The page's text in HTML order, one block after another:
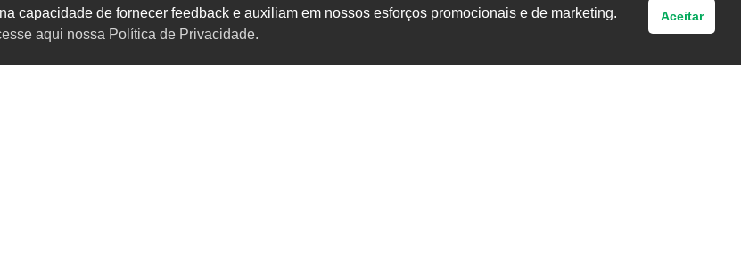
capacidade de fornecer feedback e auxiliam em nossos esforços promocionais e de marketing.
aqui nossa Política de Privacidade.
Aceitar